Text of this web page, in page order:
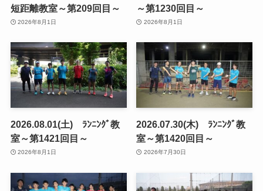
短距離教室～第209回目～
2026年8月1日
～第1230回目～
2026年8月1日
2026.08.01(土) ﾗﾝﾆﾝｸﾞ教
室～第1421回目～
2026年8月1日
2026.07.30(木) ﾗﾝﾆﾝｸﾞ教
室～第1420回目～
2026年7月30日